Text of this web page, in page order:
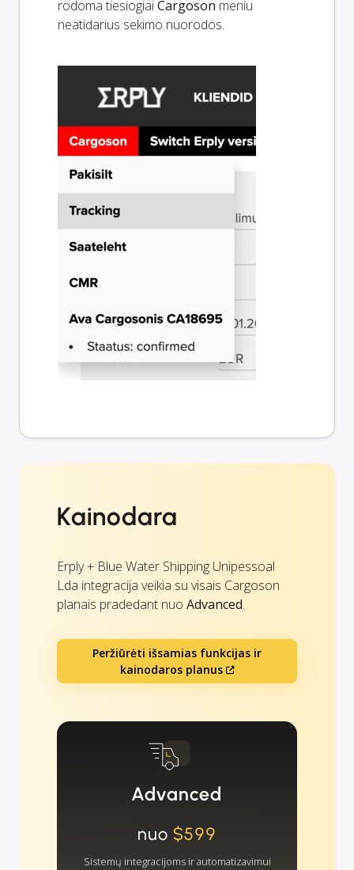
rodoma tiesiogiaiCargoson meniu
neatidarius sekimo nuorodos.
Kainodara
Erply + Blue Water Shipping Unipessoal
Lda integracija veikia su visais Cargoson
planais pradedant nuo Advanced.
Peržiūrėti išsamias funkcijas ir
kainodaros planus
Advanced
nuo $599
Sistemų integracijoms ir automatizavimui